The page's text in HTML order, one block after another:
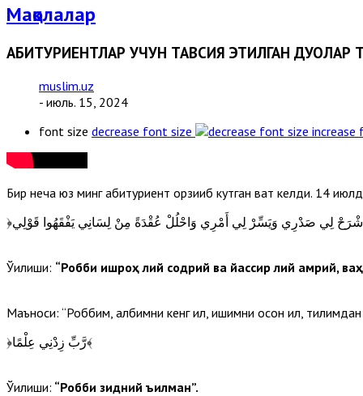
Мақолалар
АБИТУРИЕНТЛАР УЧУН ТАВСИЯ ЭТИЛГАН ДУОЛАР
muslim.uz
- июль. 15, 2024
font size decrease font size increase
Бир неча юз минг абитуриент орзиқиб кутган вақт келди. 14
Ўқилиши: “Робби ишроҳ лий содрий ва йассир лий амрий,
Маъноси: “Роббим, қалбимни кенг қил, ишимни осон қил,
﴿رَّبِّ زِدْنِي عِلْمًا﴾
Ўқилиши: “Робби зидний ъилман”.